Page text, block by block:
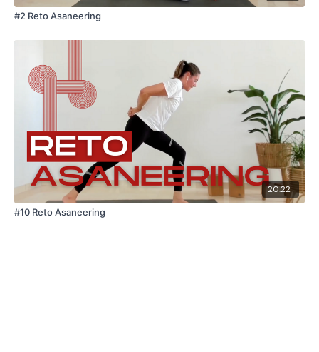
#2 Reto Asaneering
20:22
#10 Reto Asaneering